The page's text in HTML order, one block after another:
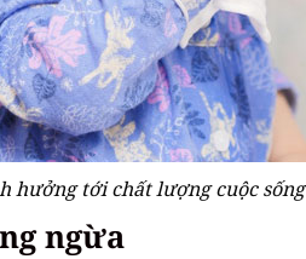
hưởng tới chất lượng cuộc
ngừa